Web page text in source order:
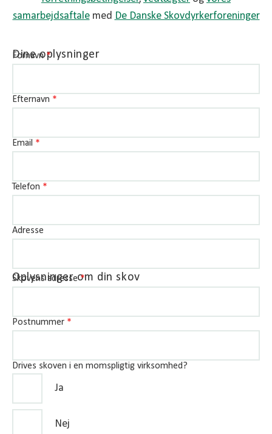
samarbejdsaftalemed De Danske Skovdyrkerforeninger
Dine oplysninger
Fornavn*
Efternavn *
Email *
Telefon *
Adresse
Oplysninger om din skov
Skovens adresse*
Postnummer *
Drives skoven i en momspligtig virksomhed?
Ja
Nej